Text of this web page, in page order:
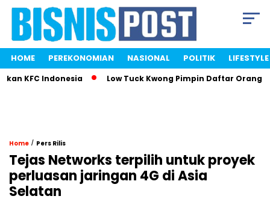
HOME PEREKONOMIAN NASIONAL POLITIK LIFESTYLE
KFC Indonesia Low Tuck Kwong Pimpin Daftar Orang
Home / Pers Rilis
Tejas Networks terpilih untuk proyek
perluasan jaringan 4G di Asia
Selatan